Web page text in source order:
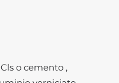
o cemento ,